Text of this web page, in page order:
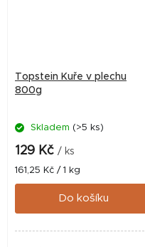
Topstein Kuře v plechu
800g
Skladem (>5 ks)
129 Kč / ks
Měrná
cena:
161,25 Kč / 1 kg
Do košíku